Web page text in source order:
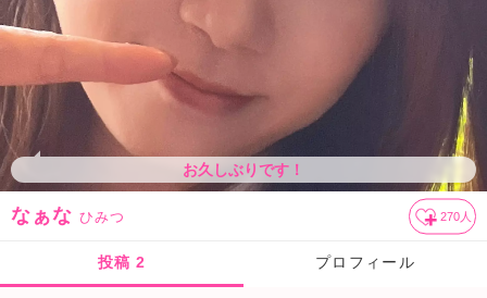
お久しぶりです！
なぁな ひみつ 270 人
投稿 2 プロフィール